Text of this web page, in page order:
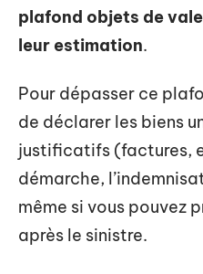
plafond objets de
leur estimation.
Pour dépasser ce
de déclarer les biens
justificatifs (factures,
démarche,
même si vous pouvez
après le sinistre.